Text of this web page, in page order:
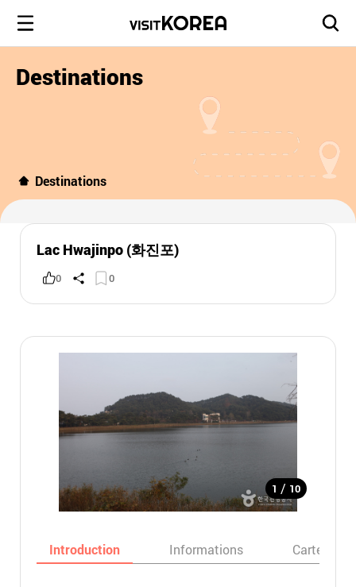
Destinations
Destinations
Lac Hwajinpo (화진포)
0 0
1 / 10
Introduction Informations Carte